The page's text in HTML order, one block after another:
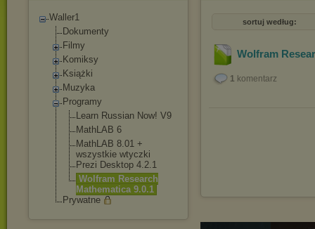
Waller1
Dokumenty
Filmy
Komiksy
Książki
Muzyka
Programy
Learn Russian Now! V9
MathLAB 6
MathLAB 8.01 +
wszystkie wtyczki
Prezi Desktop 4.2.1
Wolfram Research
Mathematica 9.0.1
Prywatne
sortuj według:
Wolfram
1 komentarz